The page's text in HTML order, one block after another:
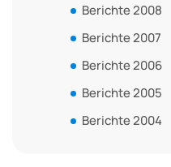
Berichte 2008
Berichte 2007
Berichte 2006
Berichte 2005
Berichte 2004